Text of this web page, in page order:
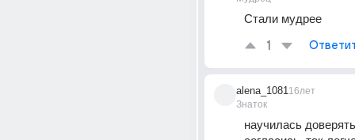
Стали мудрее
1
alena_1081
Знаток
16лет
научилась